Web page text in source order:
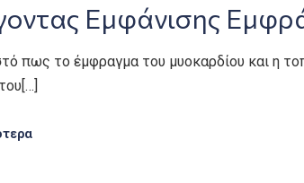
Εμφάνισης
πως το έμφραγμα του μυοκαρδίου και η